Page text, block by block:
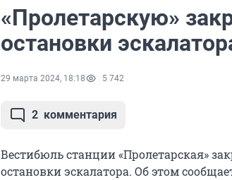
«Пролетарскую»
остановки
29 марта 2024, 18:18 5 742
2 комментария
Вестибюль станции «Пролетарская»
остановки эскалатора. Об этом